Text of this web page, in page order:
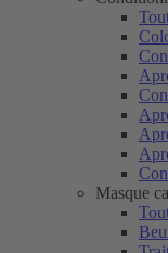
Masque